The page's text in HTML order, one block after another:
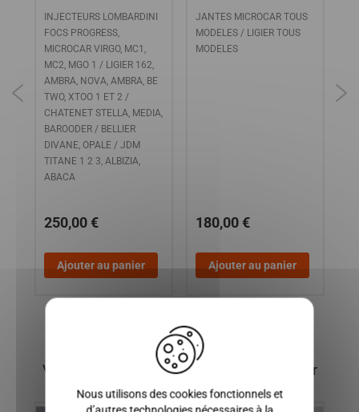
INJECTEURS LOMBARDINI
FOCS PROGRESS,
MICROCAR VIRGO, MC1,
MC2, MGO 1 / LIGIER 162,
AMBRA, NOVA, AMBRA, BE
TWO, XTOO 1 ET 2 /
CHATENET STELLA, MEDIA,
BAROODER / BELLIER
DIVANE, OPALE / JDM
TITANE 1 2 3, ALBIZIA,
ABACA
250,00 €
Ajouter au panier
JANTES MICROCAR TOUS
MODELES / LIGIER TOUS
MODELES
180,00 €
Ajouter au panier
Vous pourriez également être intéressé par
Nous utilisons des cookies fonctionnels et